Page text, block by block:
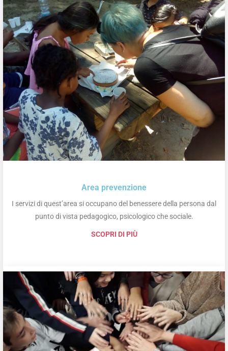
Area prevenzione
I servizi di quest’area si occupano del benessere della persona dal
punto di vista pedagogico, psicologico che sociale.
SCOPRI DI PIÙ